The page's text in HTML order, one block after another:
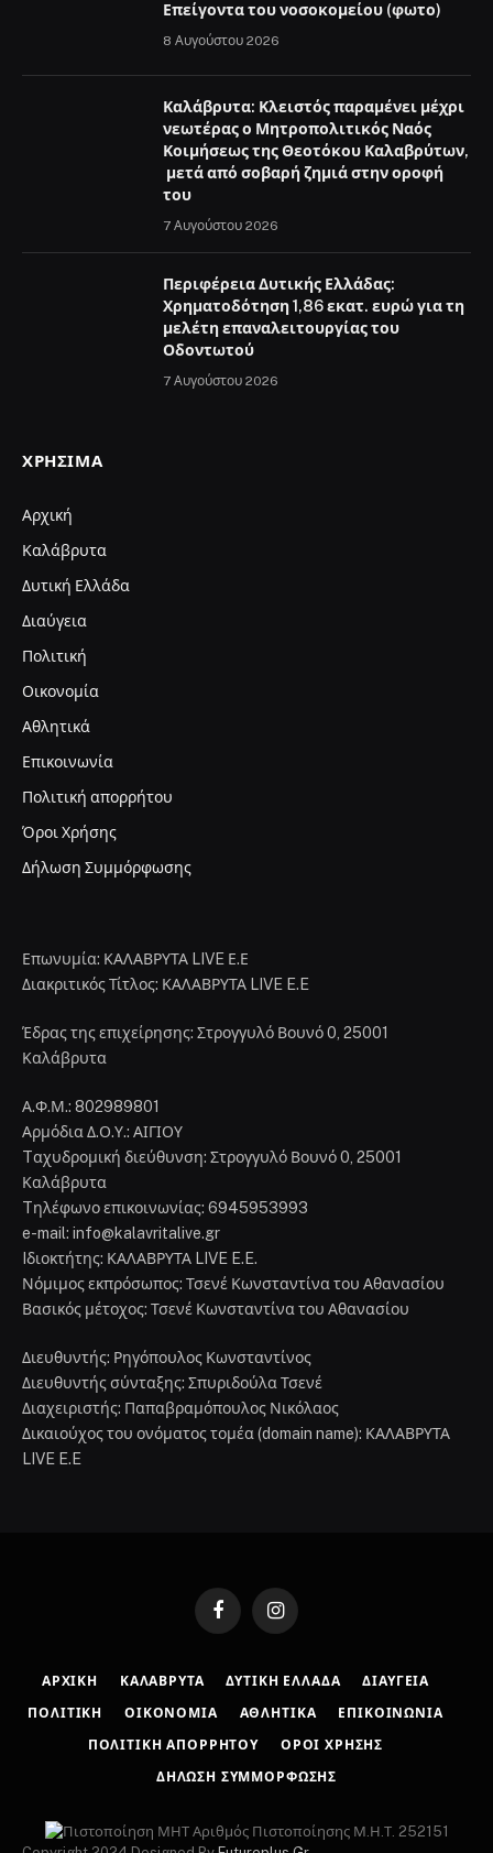
Επείγοντα του νοσοκομείου (φωτο)
8 Αυγούστου 2026
Καλάβρυτα: Κλειστός παραμένει μέχρι
νεωτέρας ο Μητροπολιτικός Ναός
Κοιμήσεως της Θεοτόκου Καλαβρύτων,
μετά από σοβαρή ζημιά στην οροφή
του
7 Αυγούστου 2026
Περιφέρεια Δυτικής Ελλάδας:
Χρηματοδότηση 1,86 εκατ. ευρώ για τη
μελέτη επαναλειτουργίας του
Οδοντωτού
7 Αυγούστου 2026
ΧΡΉΣΙΜΑ
Αρχική
Καλάβρυτα
Δυτική Ελλάδα
Διαύγεια
Πολιτική
Οικονομία
Αθλητικά
Επικοινωνία
Πολιτική απορρήτου
Όροι Χρήσης
Δήλωση Συμμόρφωσης
Επωνυμία: ΚΑΛΑΒΡΥΤΑ LIVE Ε.Ε
Διακριτικός Τίτλος: ΚΑΛΑΒΡΥΤΑ LIVE E.E
Έδρας της επιχείρησης: Στρογγυλό Βουνό 0, 25001
Καλάβρυτα
Α.Φ.Μ.: 802989801
Αρμόδια Δ.Ο.Υ.: ΑΙΓΙΟΥ
Tαχυδρομική διεύθυνση: Στρογγυλό Βουνό 0, 25001
Καλάβρυτα
Tηλέφωνο επικοινωνίας: 6945953993
e-mail: info@kalavritalive.gr
Iδιοκτήτης: ΚΑΛΑΒΡΥΤΑ LIVE E.E.
Νόμιμος εκπρόσωπος: Τσενέ Κωνσταντίνα του Αθανασίου
Βασικός μέτοχος: Τσενέ Κωνσταντίνα του Αθανασίου
Διευθυντής: Ρηγόπουλος Κωνσταντίνος
Διευθυντής σύνταξης: Σπυριδούλα Τσενέ
Διαχειριστής: Παπαβραμόπουλος Νικόλαος
Δικαιούχος του ονόματος τομέα (domain name): ΚΑΛΑΒΡΥΤΑ
LIVE E.E
FacebookInstagram
ΑΡΧΙΚΉ ΚΑΛΆΒΡΥΤΑ ΔΥΤΙΚΉ ΕΛΛΆΔΑ ΔΙΑΎΓΕΙΑ
ΠΟΛΙΤΙΚΉ ΟΙΚΟΝΟΜΊΑ ΑΘΛΗΤΙΚΆ ΕΠΙΚΟΙΝΩΝΊΑ
ΠΟΛΙΤΙΚΉ ΑΠΟΡΡΉΤΟΥ ΌΡΟΙ ΧΡΉΣΗΣ
ΔΉΛΩΣΗ ΣΥΜΜΌΡΦΩΣΗΣ
Αριθμός Πιστοποίησης Μ.Η.Τ. 252151